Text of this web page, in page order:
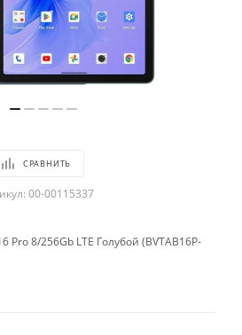
СРАВНИТЬ
00-00115337
Pro 8/256Gb LTE Голубой (BVTAB16P-